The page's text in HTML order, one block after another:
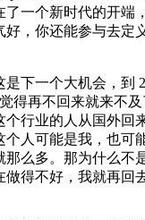
了一个新时代的开端
，你还能参与去定
下一个大机会，到
得再不回来就来不
个行业的人从国外
人可能是我，也可
那么多。那为什么不
做得不好，我就再回